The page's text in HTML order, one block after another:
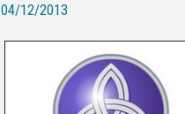
04/12/2013